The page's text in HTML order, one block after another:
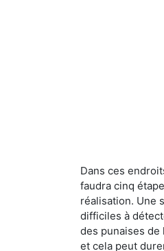
Dans ces
faudra cinq
réalisation. Une
difficiles à
des punaises de
et cela peut